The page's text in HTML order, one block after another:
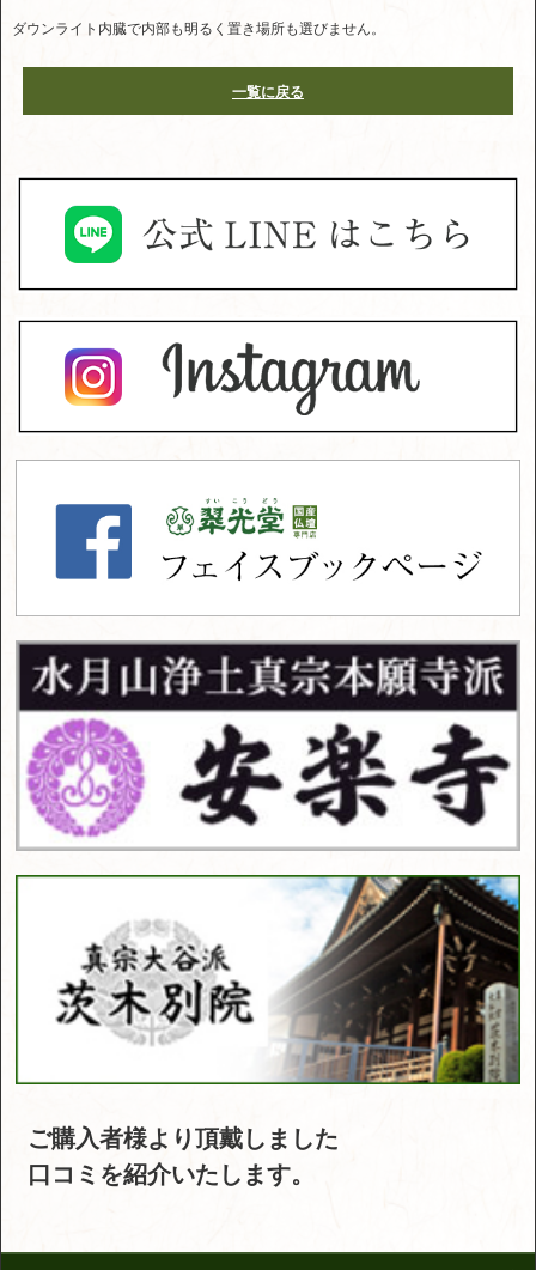
ダウンライト内臓で内部も明るく置き場所も選びません。
一覧に戻る
ご購入者様より頂戴しました
口コミを紹介いたします。